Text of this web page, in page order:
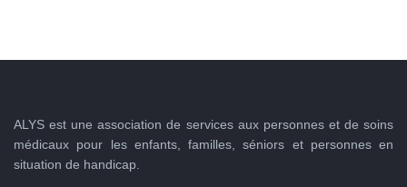
ALYS est une association de services aux personnes et de soins
médicaux pour les enfants, familles, séniors et personnes en
situation de handicap.